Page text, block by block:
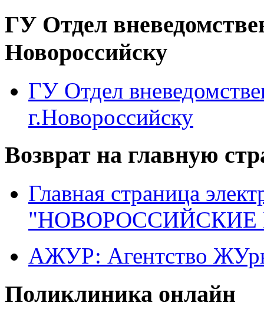
ГУ Отдел
Новороссийску
ГУ Отдел
г.Новороссийску
Возврат на главную
Главная страница
"НОВОРОССИЙСКИЕ
АЖУР: Агентство
Поликлиника онлайн